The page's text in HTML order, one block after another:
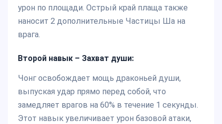
урон по площади. Острый край плаща также
наносит 2 дополнительные Частицы Ша на
врага.
Второй навык – Захват души:
Чонг освобождает мощь драконьей души,
выпуская удар прямо перед собой, что
замедляет врагов на 60% в течение 1 секунды.
Этот навык увеличивает урон базовой атаки,